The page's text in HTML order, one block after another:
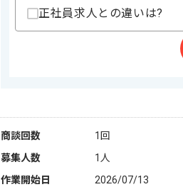
正社員求人との違いは?
商談回数
1回
募集人数
1人
作業開始日
2026/07/13